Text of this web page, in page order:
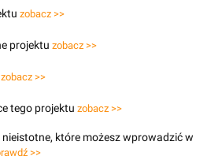
zobacz >>
projektu zobacz >>
zobacz >>
tego projektu zobacz >>
które możesz wprowadzić w
>>